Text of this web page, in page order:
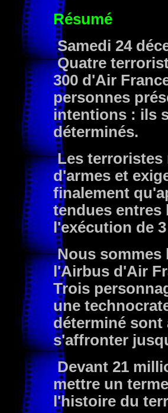
Résumé
Samedi 24
Quatre
300 d'Air
personnes
intentions : ils
déterminés.
Les terroristes
d'armes et
finalement
tendues entres
l'exécution de
Nous sommes
l'Airbus d'Air
Trois
une
déterminé
s'affronter
Devant 21
mettre un
l'histoire du